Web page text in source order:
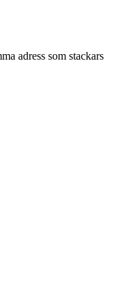
adress som stackars